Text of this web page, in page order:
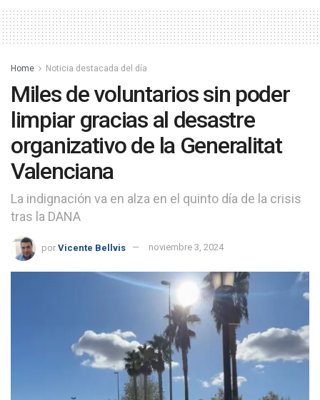
Home Noticia destacada del día
Miles de voluntarios sin poder
limpiar gracias al desastre
organizativo de la Generalitat
Valenciana
La indignación va en alza en el quinto día de la crisis
tras la DANA
por Vicente Bellvis noviembre 3, 2024